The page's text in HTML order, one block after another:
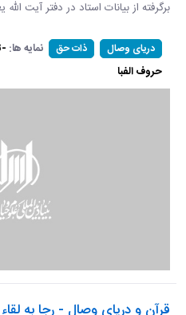
برگرفته از بیانات استاد در دفتر آیت الله
دریای وصال ذات حق نمایه ها: -
حروف الفبا
قرآن و دریای وصال - رجا به